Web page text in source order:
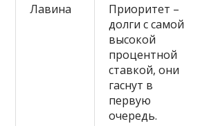
Лавина
Приоритет –
долги с самой
высокой
процентной
ставкой, они
гаснут в
первую
очередь.